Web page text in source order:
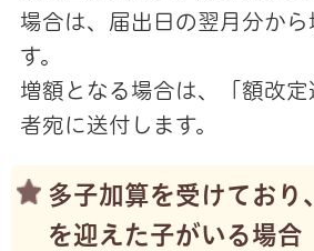
場合は、届出日の翌月分から
す。
増額となる場合は、「額改
者宛に送付します。
多子加算を受けており
を迎えた子がいる場合